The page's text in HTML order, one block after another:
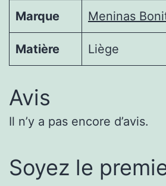
Marque Meninas
Matière Liège
Avis
Il n’y a pas encore d’avis.
Soyez le